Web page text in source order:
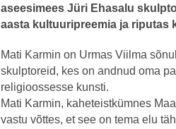
aseesimees Jüri Ehasalu
aasta kultuuripreemia ja riputas
Mati Karmin on Urmas Viilma
skulptoreid, kes on andnud oma
religioossesse kunsti.
Mati Karmin, kaheteistkümnes
vastu võttes, et see on tema elu